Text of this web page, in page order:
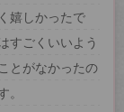
嬉しかったで
すごくいいよう
とがなかったの
。